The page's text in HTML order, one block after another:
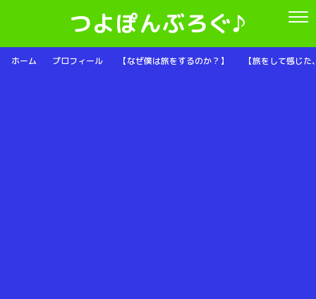
つよぽんぶろぐ♪
ホーム プロフィール 【なぜ僕は旅をするのか？】 【旅をして感じ